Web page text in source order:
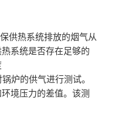
热系统排放的烟气从
系统是否存在足够的
的供气进行测试。
境压力的差值。该测